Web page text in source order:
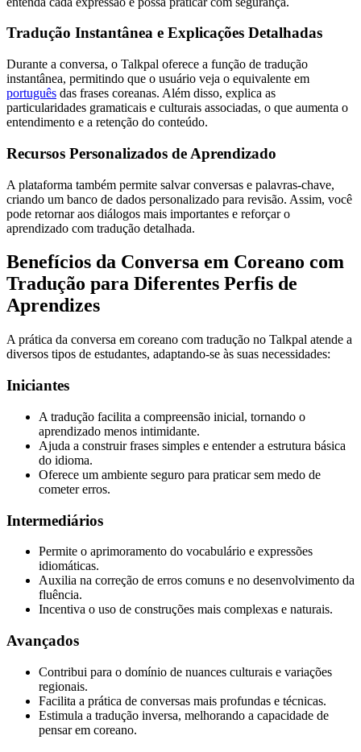
Tradução Instantânea e Explicações Detalhadas
Durante a conversa, o Talkpal oferece a função de tradução
instantânea, permitindo que o usuário veja o equivalente em
português das frases coreanas. Além disso, explica as
particularidades gramaticais e culturais associadas, o que aumenta o
entendimento e a retenção do conteúdo.
Recursos Personalizados de Aprendizado
A plataforma também permite salvar conversas e palavras-chave,
criando um banco de dados personalizado para revisão. Assim, você
pode retornar aos diálogos mais importantes e reforçar o
aprendizado com tradução detalhada.
Benefícios da Conversa em Coreano com
Tradução para Diferentes Perfis de
Aprendizes
A prática da conversa em coreano com tradução no Talkpal atende a
diversos tipos de estudantes, adaptando-se às suas necessidades:
Iniciantes
A tradução facilita a compreensão inicial, tornando o
aprendizado menos intimidante.
Ajuda a construir frases simples e entender a estrutura básica
do idioma.
Oferece um ambiente seguro para praticar sem medo de
cometer erros.
Intermediários
Permite o aprimoramento do vocabulário e expressões
idiomáticas.
Auxilia na correção de erros comuns e no desenvolvimento da
fluência.
Incentiva o uso de construções mais complexas e naturais.
Avançados
Contribui para o domínio de nuances culturais e variações
regionais.
Facilita a prática de conversas mais profundas e técnicas.
Estimula a tradução inversa, melhorando a capacidade de
pensar em coreano.